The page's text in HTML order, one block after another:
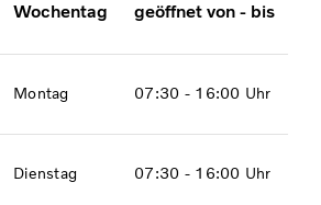
Wochentag geöffnet von - bis
Montag 07:30 - 16:00 Uhr
Dienstag 07:30 - 16:00 Uhr